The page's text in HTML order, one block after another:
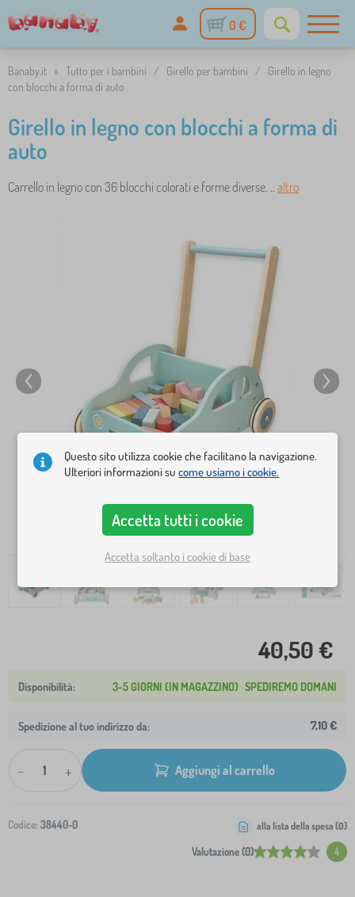
0 €
Banaby.it » Tutto per i bambini / Girello per bambini /
Girello in legno
con blocchi a forma di auto
Girello in legno con blocchi a forma di
auto
Carrello in legno con 36 blocchi colorati e forme diverse. .. altro
40,50 €
3-5 GIORNI (IN MAGAZZINO) SPEDIREMO DOMANI
Spedizione al tuo indirizzo da: 7,10 €
- + Aggiungi al carrello
Codice: 38440-0
Valutazione (0) 4
alla lista della spesa (0)
Questo sito utilizza cookie che facilitano la navigazione.
Ulteriori informazioni sucome usiamo i cookie.
Accetta tutti i cookie
Accetta soltanto i cookie di base